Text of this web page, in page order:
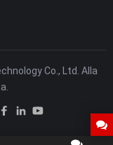
Co., Ltd. Alla